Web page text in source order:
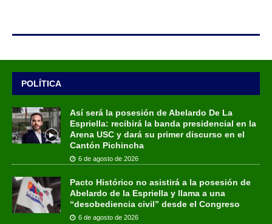
POLÍTICA
Así será la posesión de Abelardo De La
Espriella: recibirá la banda presidencial en la
Arena USC y dará su primer discurso en el
Cantón Pichincha
6 de agosto de 2026
Pacto Histórico no asistirá a la posesión de
Abelardo de la Espriella y llama a una
“desobediencia civil” desde el Congreso
6 de agosto de 2026